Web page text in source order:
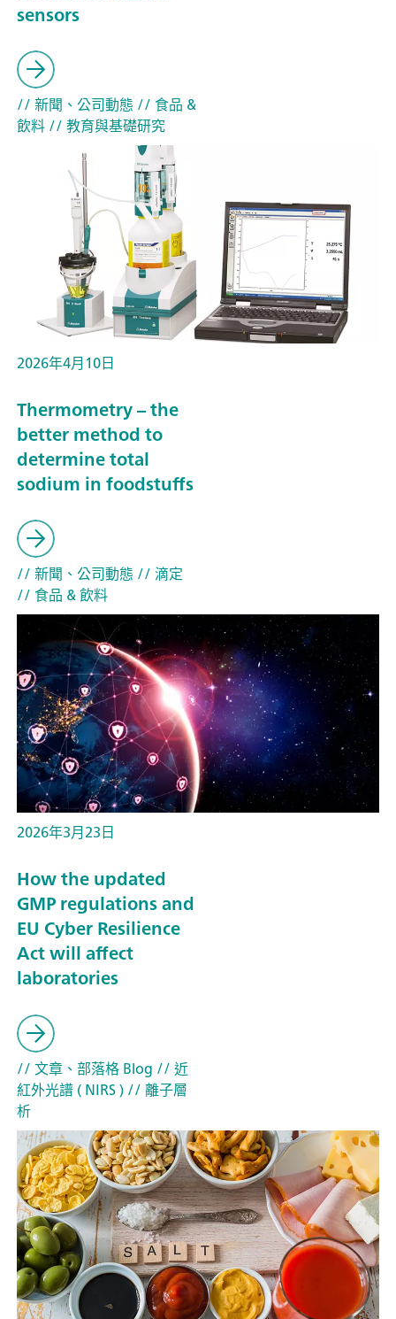
sensors
// 新聞、公司動態 // 食品 &
飲料// 教育與基礎研究
2026年4月10日
Thermometry – the
better method to
determine total
sodium in foodstuffs
// 新聞、公司動態 // 滴定
// 食品 & 飲料
2026年3月23日
How the updated
GMP regulations and
EU Cyber Resilience
Act will affect
laboratories
// 文章、部落格 Blog // 近
紅外光譜 ( NIRS )// 離子層
析